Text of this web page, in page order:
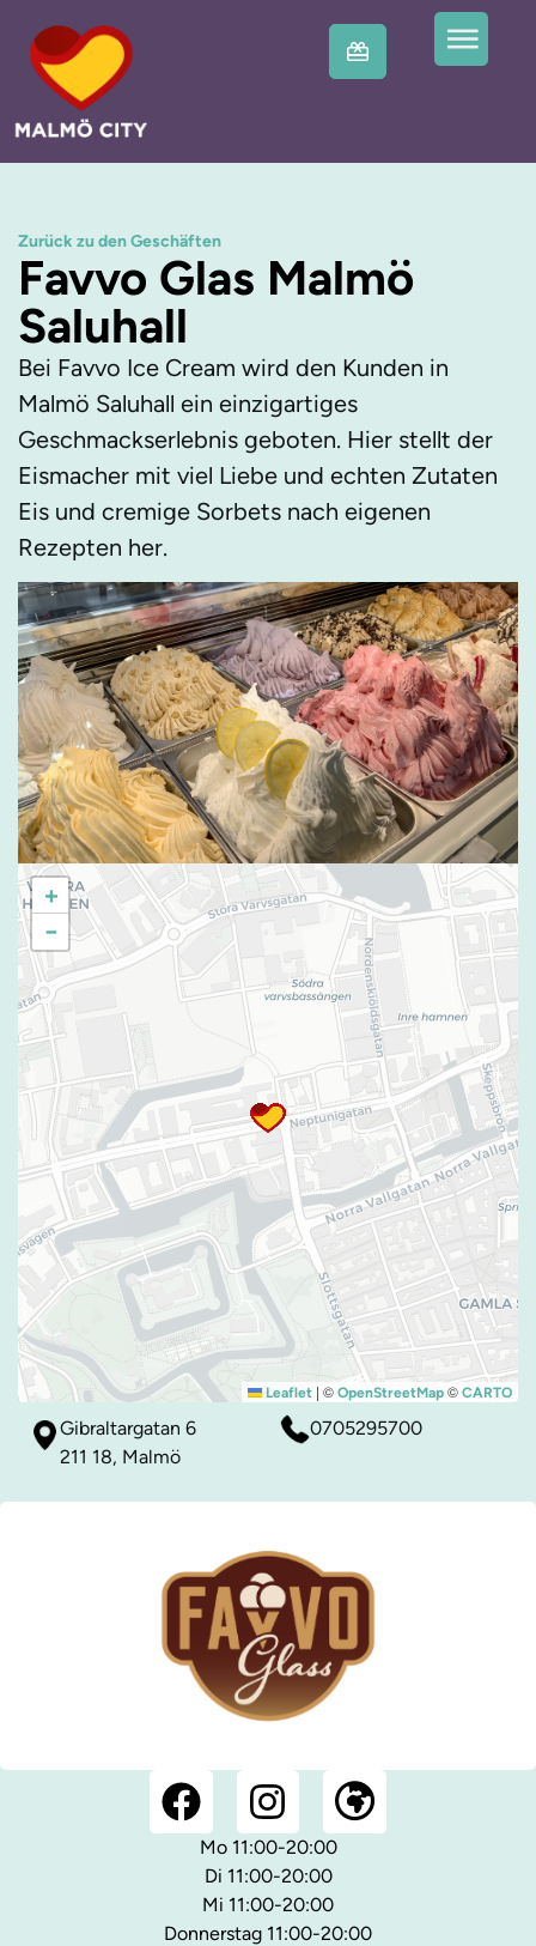
Zurück zu den Geschäften
Favvo Glas Malmö
Saluhall
Bei Favvo Ice Cream wird den Kunden in
Malmö Saluhall ein einzigartiges
Geschmackserlebnis geboten. Hier stellt der
Eismacher mit viel Liebe und echten Zutaten
Eis und cremige Sorbets nach eigenen
Rezepten her.
+
−
Leaflet | © OpenStreetMap © CARTO
Gibraltargatan 6
211 18, Malmö
0705295700
Mo 11:00-20:00
Di 11:00-20:00
Mi 11:00-20:00
Donnerstag 11:00-20:00